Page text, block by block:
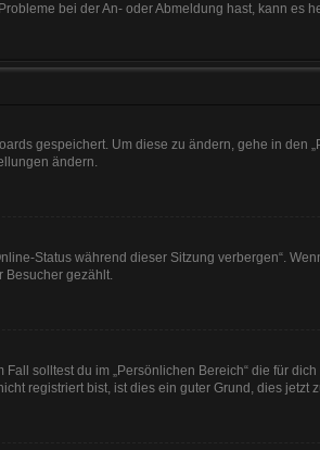
bei der An- oder Abmeldung hast, kann es
gespeichert. Um diese zu ändern, gehe in den
ändern.
Status während dieser Sitzung verbergen“.
Besucher gezählt.
solltest du im „Persönlichen Bereich“ die für
registriert bist, ist dies ein guter Grund, dies jetzt